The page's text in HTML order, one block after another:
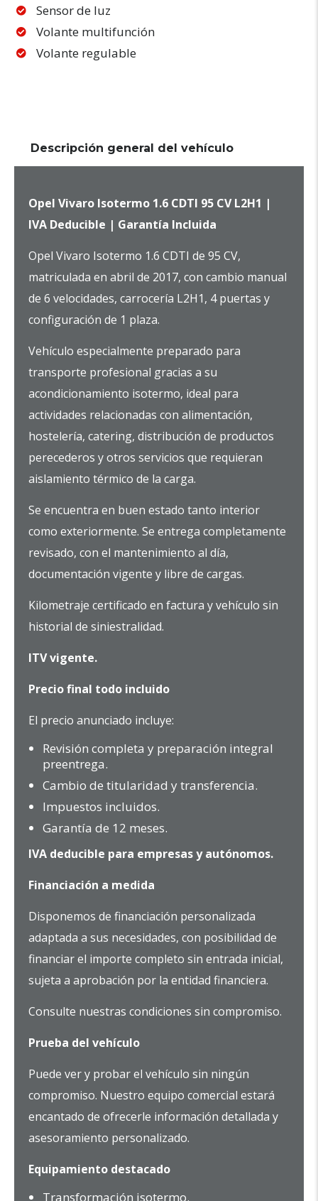
Sensor de luz
Volante multifunción
Volante regulable
Descripción general del vehículo
Opel Vivaro Isotermo 1.6 CDTI 95 CV L2H1 |
IVA Deducible | Garantía Incluida
Opel Vivaro Isotermo 1.6 CDTI de 95 CV,
matriculada en abril de 2017, con cambio manual
de 6 velocidades, carrocería L2H1, 4 puertas y
configuración de 1 plaza.
Vehículo especialmente preparado para
transporte profesional gracias a su
acondicionamiento isotermo, ideal para
actividades relacionadas con alimentación,
hostelería, catering, distribución de productos
perecederos y otros servicios que requieran
aislamiento térmico de la carga.
Se encuentra en buen estado tanto interior
como exteriormente. Se entrega completamente
revisado, con el mantenimiento al día,
documentación vigente y libre de cargas.
Kilometraje certificado en factura y vehículo sin
historial de siniestralidad.
ITV vigente.
Precio final todo incluido
El precio anunciado incluye:
Revisión completa y preparación integral
preentrega.
Cambio de titularidad y transferencia.
Impuestos incluidos.
Garantía de 12 meses.
IVA deducible para empresas y autónomos.
Financiación a medida
Disponemos de financiación personalizada
adaptada a sus necesidades, con posibilidad de
financiar el importe completo sin entrada inicial,
sujeta a aprobación por la entidad financiera.
Consulte nuestras condiciones sin compromiso.
Prueba del vehículo
Puede ver y probar el vehículo sin ningún
compromiso. Nuestro equipo comercial estará
encantado de ofrecerle información detallada y
asesoramiento personalizado.
Equipamiento destacado
Transformación isotermo.